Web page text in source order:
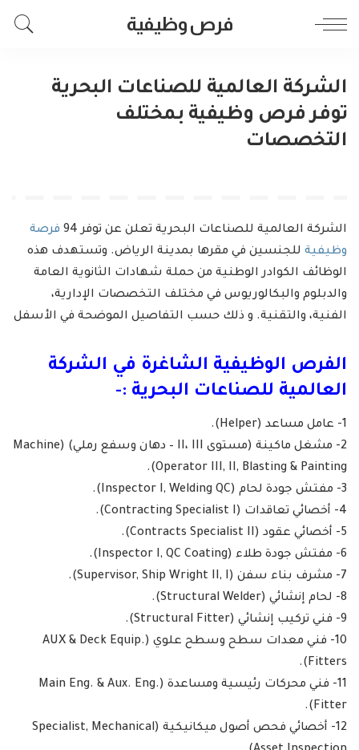
فرص وظيفية
الشركة العالمية للصناعات البحرية
توفر فرص وظيفية بمختلف
التخصصات
الشركة العالمية للصناعات البحرية تعلن عن توفر 94
فرصة
وظيفية للجنسين في مقرها بمدينة الرياض. وتستهدف هذه
الوظائف الكوادر الوطنية من حملة شهادات الثانوية العامة
والدبلوم والبكالوريوس في مختلف التخصصات الإدارية،
الفنية، والتقنية. و ذلك حسب التفاصيل الموضحة في الأسفل
الفرص الوظيفية الشاغرة في الشركة
العالمية للصناعات البحرية :-
1- عامل مساعد (Helper).
2- مشغل ماكينة (مستوى II، III – دهان وسفع رملي) (Machine
Operator III, II, Blasting & Painting).
3- مفتش جودة لحام (Inspector I, Welding QC).
4- أخصائي تعاقدات (Contracting Specialist I).
5- أخصائي عقود (Contracts Specialist II).
6- مفتش جودة طلاء (Inspector I, QC Coating).
7- مشرف بناء سفن (Supervisor, Ship Wright II, I).
8- لحام إنشائي (Structural Welder).
9- فني تركيب إنشائي (Structural Fitter).
10- فني معدات سطح وسطح علوي (AUX & Deck Equip.
Fitters).
11- فني محركات رئيسية ومساعدة (Main Eng. & Aux. Eng.
Fitter).
12- أخصائي فحص أصول ميكانيكية (Specialist, Mechanical